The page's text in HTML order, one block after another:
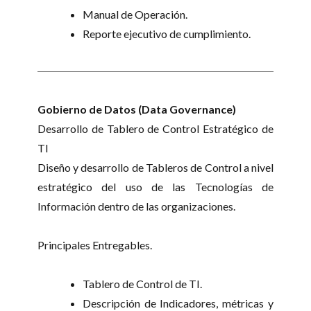
Manual de Operación.
Reporte ejecutivo de cumplimiento.
Gobierno de Datos (Data Governance)
Desarrollo de Tablero de Control Estratégico de
TI
Diseño y desarrollo de Tableros de Control a nivel
estratégico del uso de las Tecnologías de
Información dentro de las organizaciones.
Principales Entregables.
Tablero de Control de TI.
Descripción de Indicadores, métricas y